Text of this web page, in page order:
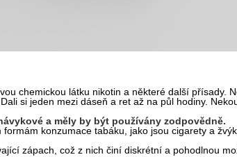
chemickou látku nikotin a některé další přísady.
si jeden mezi dáseň a ret až na půl hodiny.
a měly by být používány zodpovědně.
konzumace tabáku, jako jsou cigarety a
zápach, což z nich činí diskrétní a pohodlnou